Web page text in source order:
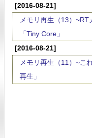
[2016-08-21]
メモリ再生（13）
「Tiny Core」
[2016-08-21]
メモリ再生（11）~こ
再生」